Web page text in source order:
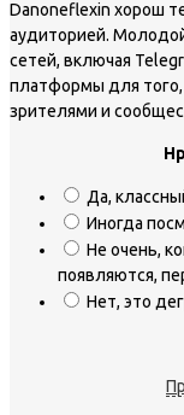
Danoneflexin хорош
аудиторией.
сетей, включая
платформы для
зрителями и
Да,
Иногда
Не очень,
появляются,
Нет, это